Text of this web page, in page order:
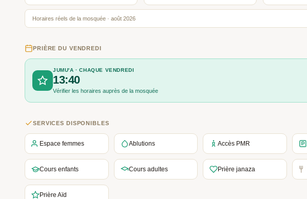
Horaires réels de la mosquée · août 2026
PRIÈRE DU VENDREDI
JUMU'A · CHAQUE VENDREDI
13:40
Vérifier les horaires auprès de la mosquée
SERVICES DISPONIBLES
Espace femmes Ablutions Accès PMR
Cours enfants Cours adultes Prière janaza
Prière Aïd